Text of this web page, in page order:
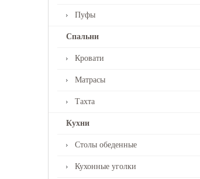
Пуфы
Спальни
Кровати
Матрасы
Тахта
Кухни
Столы обеденные
Кухонные уголки